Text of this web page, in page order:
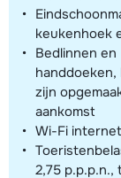
keukenhoek
Bedlinnen en
handdoeken,
zijn
aankomst
Wi-Fi
2,75 p.p.p.n.,